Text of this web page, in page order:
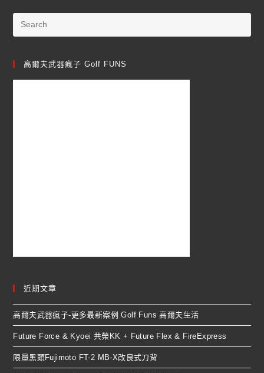
高爾夫武器瘋子 Golf FUNS
近期文章
高爾夫武器瘋子-更多最新案例 Golf Funs 高爾夫生活
Future Force & Kyoei 共榮KK + Future Flex & FireExpress
限量黑頭Fujimoto FT-2 MB-X改良式刀背